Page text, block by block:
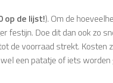
op de lijst!). Om de
festijn. Doe dit dan ook zo
de voorraad strekt. Kosten
een patatje of iets worden